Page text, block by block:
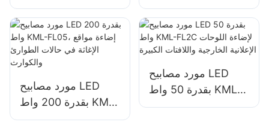
FL05 لواجهات المباني
وإضاءة مواقع البناء
FL05 لإضاءة مواقف
السيارات ومنطقة
التخزين
مورد مصابيح LED
بقدرة 200 واط KML-
FL05، إضاءة مواقع
مورد مصابيح LED
بقدرة 50 واط KML-
FL2C لإضاءة اللوحات